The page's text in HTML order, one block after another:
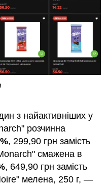
з найактивніших у
розчинна
, 299,90 грн замість
смажена в
, 649,90 грн замість
мелена, 250 г, —